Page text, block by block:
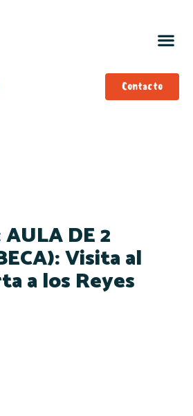
Contacto
DE 2
Visita al
a los Reyes